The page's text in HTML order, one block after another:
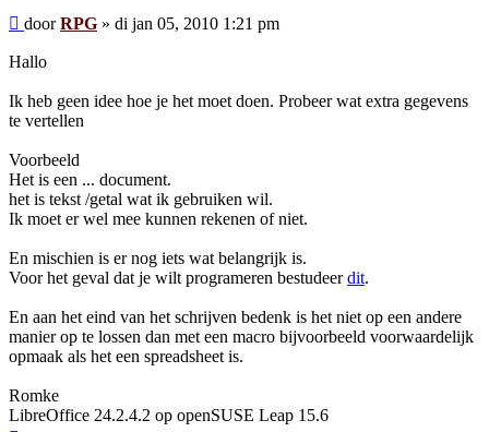
Bericht
doorRPG » di jan 05, 2010 1:21 pm
Hallo
Ik heb geen idee hoe je het moet doen. Probeer wat extra gegevens
te vertellen
Voorbeeld
Het is een ... document.
het is tekst /getal wat ik gebruiken wil.
Ik moet er wel mee kunnen rekenen of niet.
En mischien is er nog iets wat belangrijk is.
Voor het geval dat je wilt programeren bestudeerdit.
En aan het eind van het schrijven bedenk is het niet op een andere
manier op te lossen dan met een macro bijvoorbeeld voorwaardelijk
opmaak als het een spreadsheet is.
Romke
LibreOffice 24.2.4.2 op openSUSE Leap 15.6